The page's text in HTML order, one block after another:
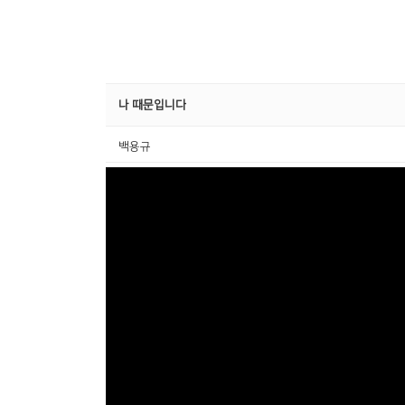
나 때문입니다
백용규